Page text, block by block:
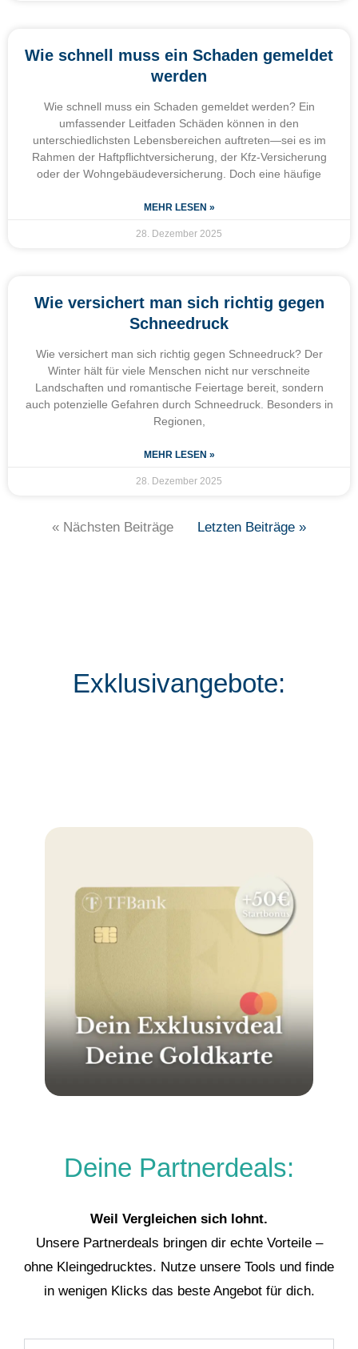
Wie schnell muss ein Schaden gemeldet
werden
Wie schnell muss ein Schaden gemeldet werden? Ein
umfassender Leitfaden Schäden können in den
unterschiedlichsten Lebensbereichen auftreten—sei es im
Rahmen der Haftpflichtversicherung, der Kfz-Versicherung
oder der Wohngebäudeversicherung. Doch eine häufige
MEHR LESEN »
28. Dezember 2025
Wie versichert man sich richtig gegen
Schneedruck
Wie versichert man sich richtig gegen Schneedruck? Der
Winter hält für viele Menschen nicht nur verschneite
Landschaften und romantische Feiertage bereit, sondern
auch potenzielle Gefahren durch Schneedruck. Besonders in
Regionen,
MEHR LESEN »
28. Dezember 2025
« Nächsten Beiträge Letzten Beiträge »
Exklusivangebote:
Deine Partnerdeals:
Weil Vergleichen sich lohnt.
Unsere Partnerdeals bringen dir echte Vorteile –
ohne Kleingedrucktes. Nutze unsere Tools und finde
in wenigen Klicks das beste Angebot für dich.